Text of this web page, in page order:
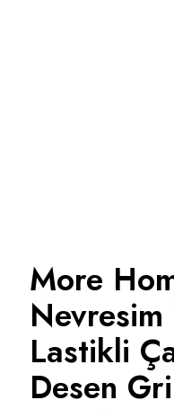
More
Nevresim
Lastikli
Desen Gri